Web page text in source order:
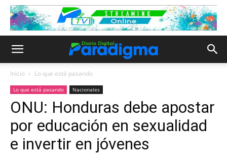
Inicio Lo que está pasando
Lo que está pasando Nacionales
ONU: Honduras debe apostar
por educación en sexualidad
e invertir en jóvenes